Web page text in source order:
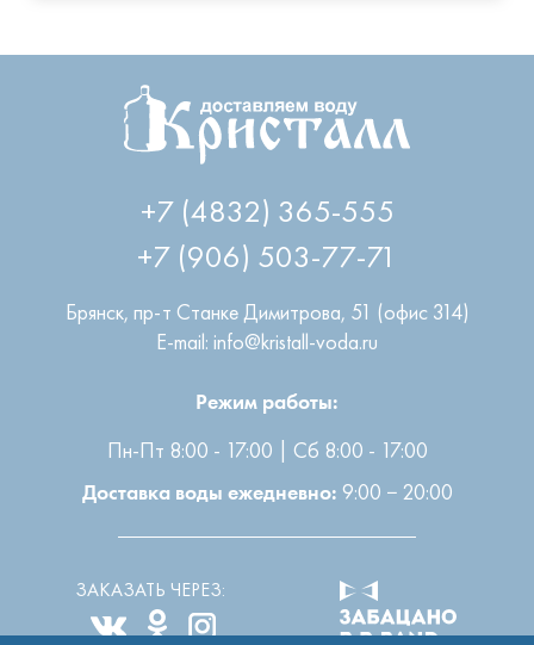
+7 (4832) 365-555
+7 (906) 503-77-71
Брянск
пр-т Станке Димитрова, 51 (офис 314)
E-mail: info@kristall-voda.ru
Режим работы:
Пн-Пт 8:00 - 17:00 | Сб 8:00 - 17:00
Доставка воды ежедневно: 9:00 − 20:00
ЗАКАЗАТЬ ЧЕРЕЗ: